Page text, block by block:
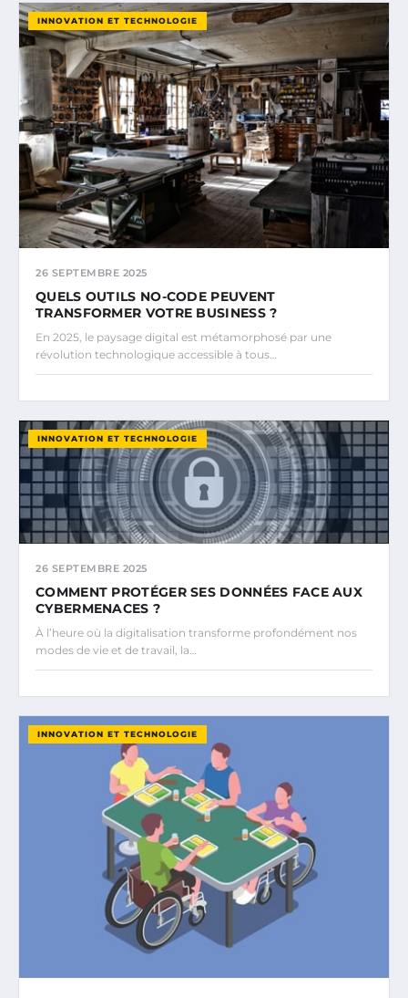
INNOVATION ET TECHNOLOGIE
26 SEPTEMBRE 2025
QUELS OUTILS NO-CODE PEUVENT
TRANSFORMER VOTRE BUSINESS ?
En 2025, le paysage digital est métamorphosé par une
révolution technologique accessible à tous…
INNOVATION ET TECHNOLOGIE
26 SEPTEMBRE 2025
COMMENT PROTÉGER SES DONNÉES FACE AUX
CYBERMENACES ?
À l’heure où la digitalisation transforme profondément nos
modes de vie et de travail, la…
INNOVATION ET TECHNOLOGIE